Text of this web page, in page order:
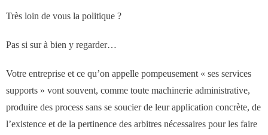
Très loin de vous la politique ?
Pas si sur à bien y regarder…
Votre entreprise et ce qu’on appelle pompeusement « ses services
supports » vont souvent, comme toute machinerie administrative,
produire des process sans se soucier de leur application concrète, de
l’existence et de la pertinence des arbitres nécessaires pour les faire